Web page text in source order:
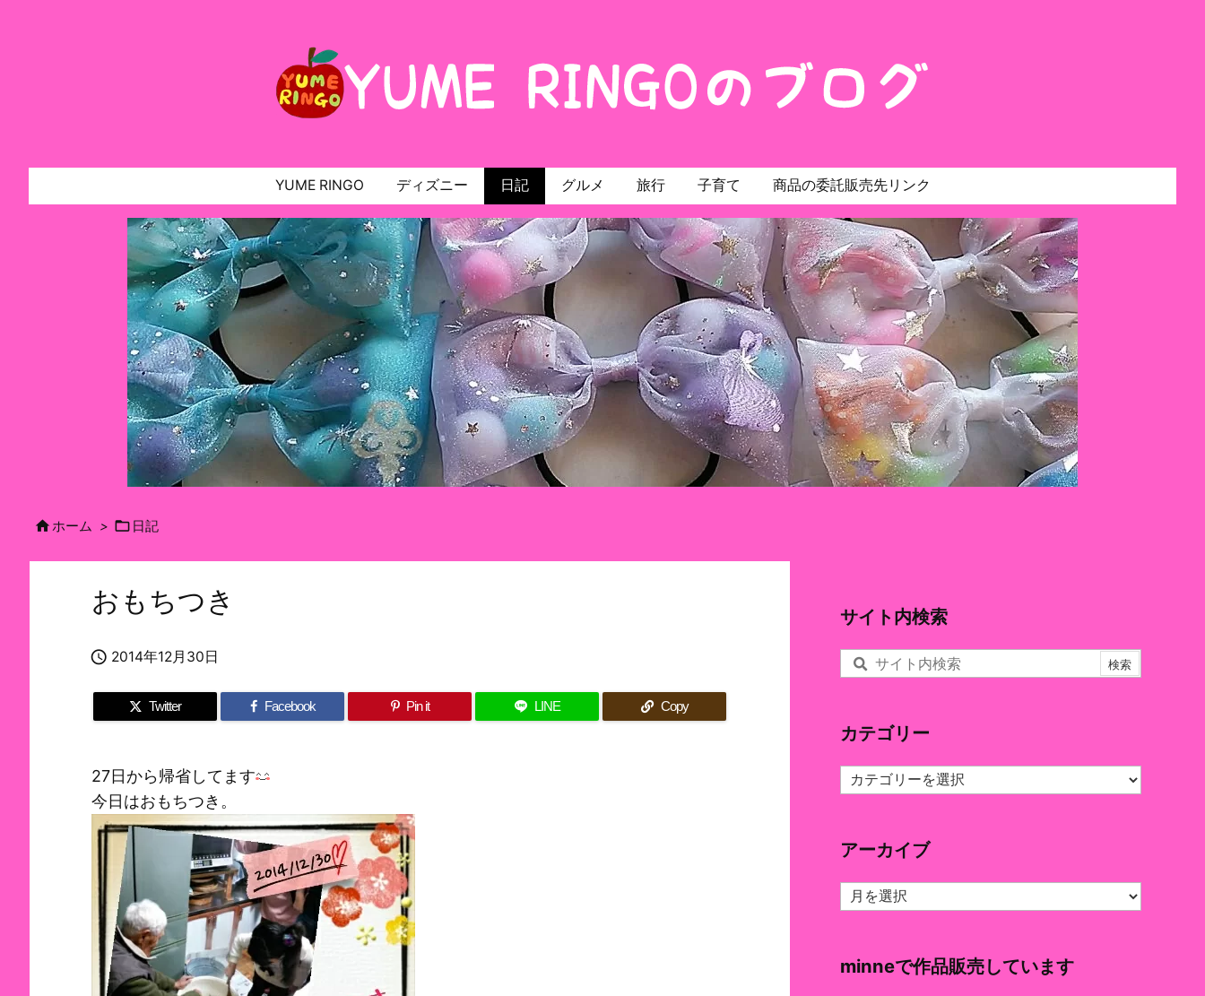
YUME RINGO ディズニー 日記 グルメ 旅行 子育て 商品の委託販売先リンク
ホーム >  日記
おもちつき
 2014年12月30日
Twitter Facebook Pin it LINE Copy
27日から帰省してます
今日はおもちつき。
サイト内検索
カテゴリー
カ
テ
ー
アーカイブ
ア
ー
ブ
minneで作品販売しています